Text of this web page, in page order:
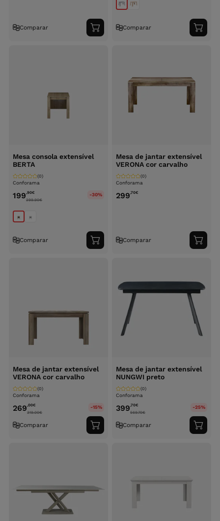
Comparar
Adicionar
ao
Comparar
ao
Mesa consola extensível
BERTA
Conforama
(0)
199,90€
299.90€
-30%
Comparar
Adicionar
ao
Mesa de jantar extensível
VERONA cor carvalho
Conforama
(0)
299,70€
Comparar
ao
Mesa de jantar extensível
VERONA cor carvalho
Conforama
(0)
269,00€
319.00€
-15%
Comparar
Adicionar
ao
Mesa de jantar extensível
NUNGWI preto
Conforama
(0)
399,70€
569.70€
-25%
Comparar
ao